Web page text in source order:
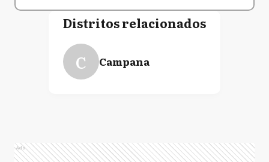
Distritos relacionados
C Campana
Ads